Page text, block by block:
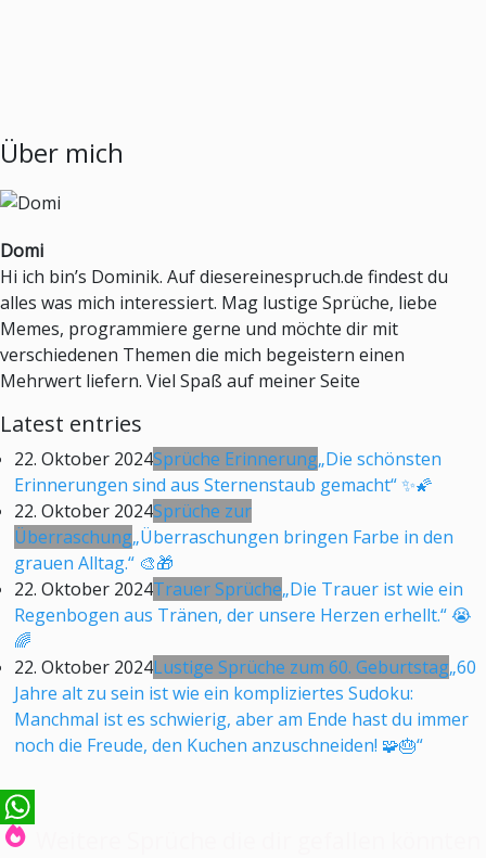
Über mich
Domi
Hi ich bin’s Dominik. Auf diesereinespruch.de findest du
alles was mich interessiert. Mag lustige Sprüche, liebe
Memes, programmiere gerne und möchte dir mit
verschiedenen Themen die mich begeistern einen
Mehrwert liefern. Viel Spaß auf meiner Seite
Latest entries
22. Oktober 2024Sprüche Erinnerung„Die schönsten
Erinnerungen sind aus Sternenstaub gemacht“ ✨🌠
22. Oktober 2024Sprüche zur
Überraschung„Überraschungen bringen Farbe in den
grauen Alltag.“ 🎨🎁
22. Oktober 2024Trauer Sprüche„Die Trauer ist wie ein
Regenbogen aus Tränen, der unsere Herzen erhellt.“ 😭
🌈
22. Oktober 2024Lustige Sprüche zum 60. Geburtstag„60
Jahre alt zu sein ist wie ein kompliziertes Sudoku:
Manchmal ist es schwierig, aber am Ende hast du immer
noch die Freude, den Kuchen anzuschneiden! 🧩🎂“
WhatsApp
Weitere Sprüche die dir gefallen könnten